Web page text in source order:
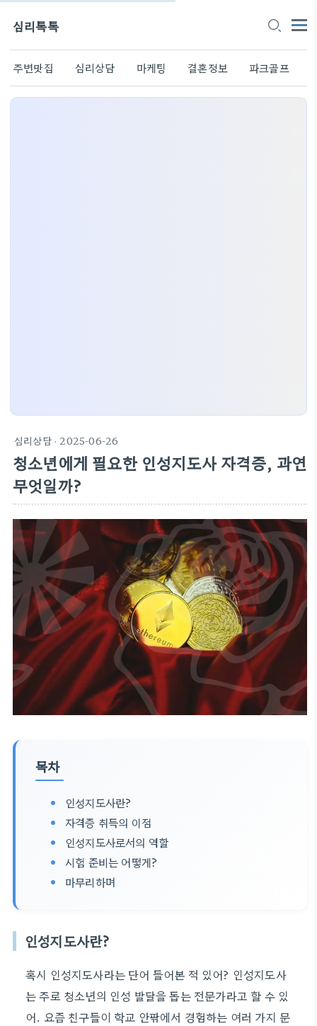
심리톡톡
주변맛집 심리상담 마케팅 결혼정보 파크골프
심리상담· 2025-06-26
청소년에게 필요한 인성지도사 자격증, 과연
무엇일까?
목차
인성지도사란?
자격증 취득의 이점
인성지도사로서의 역할
시험 준비는 어떻게?
마무리하며
인성지도사란?
혹시 인성지도사라는 단어 들어본 적 있어? 인성지도사
는 주로 청소년의 인성 발달을 돕는 전문가라고 할 수 있
어. 요즘 친구들이 학교 안팎에서 경험하는 여러 가지 문